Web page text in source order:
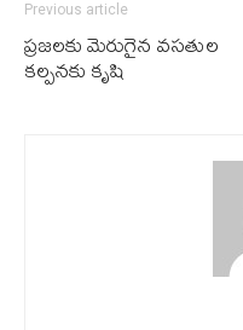
Previous article
ప్ర‌జ‌ల‌కు మెరుగైన వ‌స‌తుల
క‌ల్ప‌న‌కు కృషి